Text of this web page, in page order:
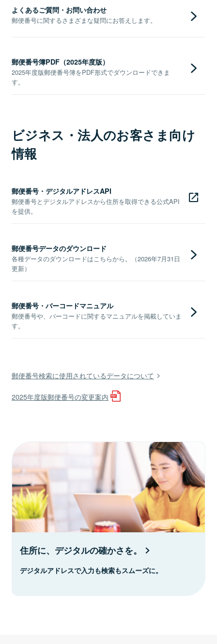
よくあるご質問・お問い合わせ
郵便番号に関するさまざまな疑問にお答えします。
郵便番号簿PDF（2025年度版）
2025年度版郵便番号簿をPDF形式でダウンロードできま
す。
ビジネス・法人のお客さま向け
情報
郵便番号・デジタルアドレスAPI
郵便番号とデジタルアドレスから住所を取得できる公式API
を提供。
郵便番号データのダウンロード
各種データのダウンロードはこちらから。（2026年7月31日
更新）
郵便番号・バーコードマニュアル
郵便番号や、バーコードに関するマニュアルを掲載していま
す。
郵便番号検索に使用されているデータについて
2025年度版郵便番号の変更案内
住所に、デジタルの確かさを。
デジタルアドレスで入力も検索もスムーズに。